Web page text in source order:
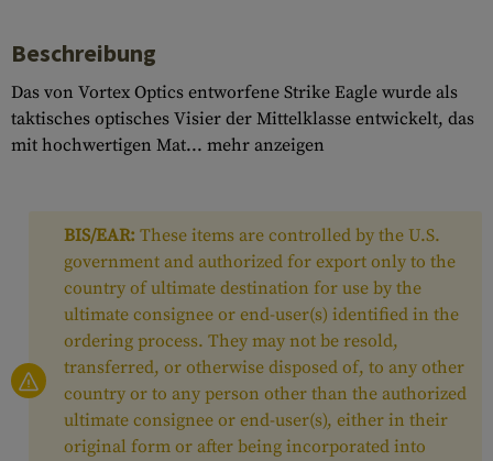
Beschreibung
Das von Vortex Optics entworfene Strike Eagle wurde als
taktisches optisches Visier der Mittelklasse entwickelt, das
mit hochwertigen Mat... mehr anzeigen
BIS/EAR: These items are controlled by the U.S.
government and authorized for export only to the
country of ultimate destination for use by the
ultimate consignee or end-user(s) identified in the
ordering process. They may not be resold,
transferred, or otherwise disposed of, to any other
country or to any person other than the authorized
ultimate consignee or end-user(s), either in their
original form or after being incorporated into